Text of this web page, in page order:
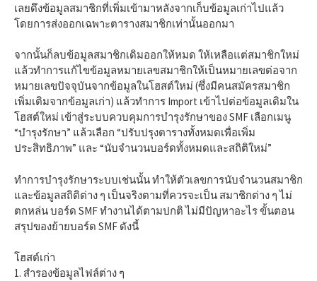
เลยดึงข้อมูลสมาชิกที่เพิ่มเข้ามาหลังจากเก็บข้อมูลเก่าไปแล้ว
โดยการส่งออกเฉพาะตารางสมาชิกเท่านั้นออกมา
จากนั้นก็ลบข้อมูลสมาชิกเดิมออกให้หมด ให้เหลือแต่สมาชิกใหม่
แล้วทำการแก้ไขข้อมูลหมายเลขสมาชิกให้เป็นหมายเลขต่อจาก
หมายเลขปัจจุบันจากข้อมูลในโฮสต์ใหม่ (ซึ่งมีคนสมัครสมาชิก
เพิ่มเติมจากข้อมูลเก่า) แล้วทำการ Import เข้าไปต่อข้อมูลเดิมใน
โฮสต์ใหม่ เข้าสู่ระบบควบคุมการบำรุงรักษาของ SMF เลือกเมนู
“บำรุงรักษา” แล้วเลือก “ปรับปรุงตารางทั้งหมดเพื่อเพิ่ม
ประสิทธิภาพ” และ “นับจำนวนบอร์ดทั้งหมดและสถิติใหม่”
ทำการบำรุงรักษาระบบเช่นนั้น ทำให้ตัวเลขการนับจำนวนสมาชิก
และข้อมูลสถิติต่าง ๆ เป็นจริงตามที่ควรจะเป็น สมาชิกต่าง ๆ ไม่
ตกหล่น บอร์ด SMF ทำงานได้ตามปกติ ไม่มีปัญหาอะไร ขั้นตอน
สรุปของย้ายบอร์ด SMF ดังนี้
โฮสต์เก่า
1. สำรองข้อมูลไฟล์ต่าง ๆ